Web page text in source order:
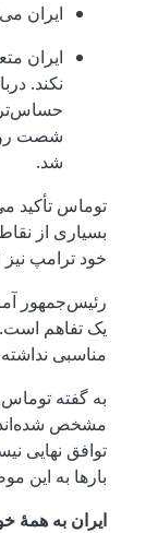
ایران
ایران
نکند.
شصت روز
شد.
توماس تأکید
بسیاری از
خود ترامپ نیز
رئیس‌جمهور
یک تفاهم است.
مناسبی
به گفته
مشخص
توافق نهایی
بارها به این
ایران به همۀ